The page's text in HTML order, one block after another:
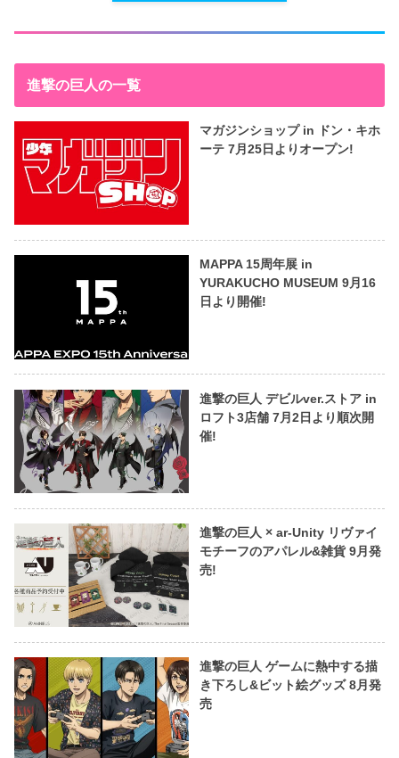
進撃の巨人の一覧
マガジンショップ in ドン・キホ
ーテ 7月25日よりオープン!
MAPPA 15周年展 in
YURAKUCHO MUSEUM 9月16
日より開催!
進撃の巨人 デビルver.ストア in
ロフト3店舗 7月2日より順次開
催!
進撃の巨人 × ar-Unity リヴァイ
モチーフのアパレル&雑貨 9月発
売!
進撃の巨人 ゲームに熱中する描
き下ろし&ビット絵グッズ 8月発
売